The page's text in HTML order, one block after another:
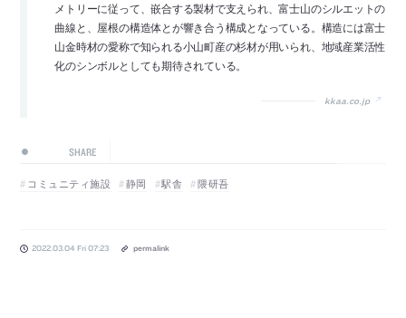
メトリーに従って、嵌合する製材で支えられ、富士山のシルエットの
曲線と、屋根の構造体とが響き合う構成となっている。構造には富士
山金時材の愛称で知られる小山町産の杉材が用いられ、地域産業活性
化のシンボルとしても期待されている。
kkaa.co.jp
SHARE
コミュニティ施設 静岡 駅舎 隈研吾
2022.03.04 Fri 07:23 permalink